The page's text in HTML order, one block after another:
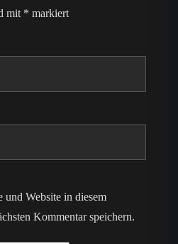
mit * markiert
Website in diesem
Kommentar speichern.